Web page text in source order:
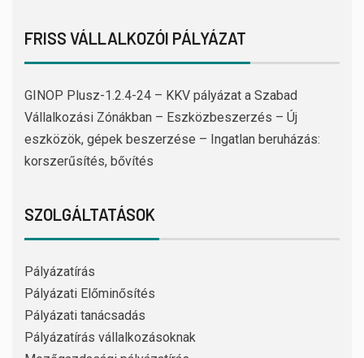
FRISS VÁLLALKOZÓI PÁLYÁZAT
GINOP Plusz-1.2.4-24 – KKV pályázat a Szabad
Vállalkozási Zónákban – Eszközbeszerzés – Új
eszközök, gépek beszerzése – Ingatlan beruházás:
korszerűsítés, bővítés
SZOLGÁLTATÁSOK
Pályázatírás
Pályázati Előminősítés
Pályázati tanácsadás
Pályázatírás vállalkozásoknak